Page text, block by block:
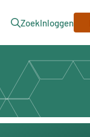
ZoekInloggen